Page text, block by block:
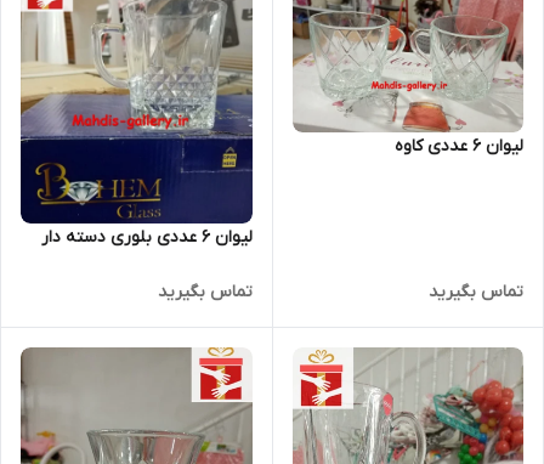
لیوان 6 عددی کاوه
تماس بگیرید
لیوان 6 عددی بلوری دسته دار
تماس بگیرید